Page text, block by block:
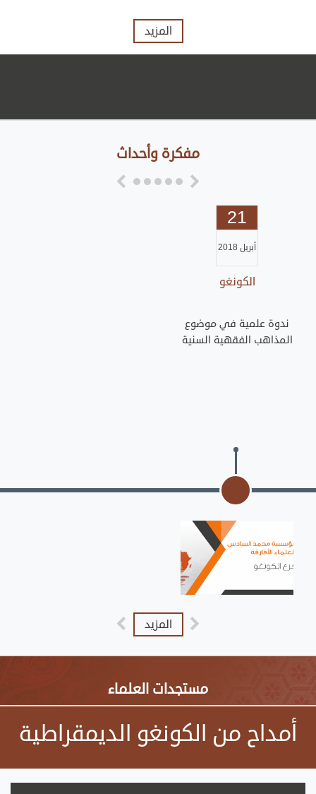
المزيد
مفكرة وأحداث
21
أبريل 2018
الكونغو
ندوة علمية في موضوع
المذاهب الفقهية السنية
المزيد
مستجدات العلماء
أمداح من الكونغو الديمقراطية